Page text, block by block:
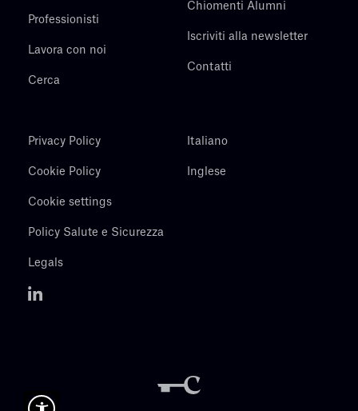
Professionisti
Lavora con noi
Cerca
Chiomenti Alumni
Iscriviti alla newsletter
Contatti
Privacy Policy
Cookie Policy
Cookie settings
Policy Salute e Sicurezza
Legals
Italiano
Inglese